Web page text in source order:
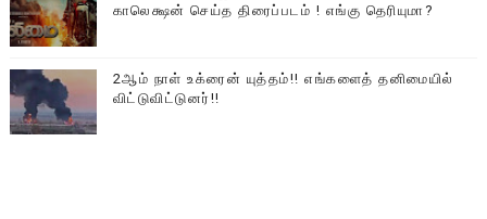
காலெக்ஷன் செய்த திரைப்படம் ! எங்கு தெரியுமா?
2ஆம் நாள் உக்ரைன் யுத்தம்!! எங்களைத் தனிமையில்
விட்டுவிட்டுனர்!!